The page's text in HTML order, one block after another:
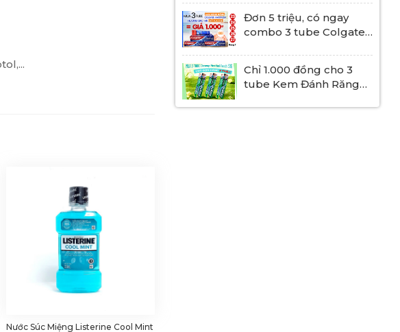
Nước Súc Miệng Listerine Cool Mint
đồng
Đơn 5 triệu, có ngay
combo 3 tube Colgate
Chỉ 1.000 đồng cho 3
tube Kem Đánh Răng
30g giá 39K khi đặt